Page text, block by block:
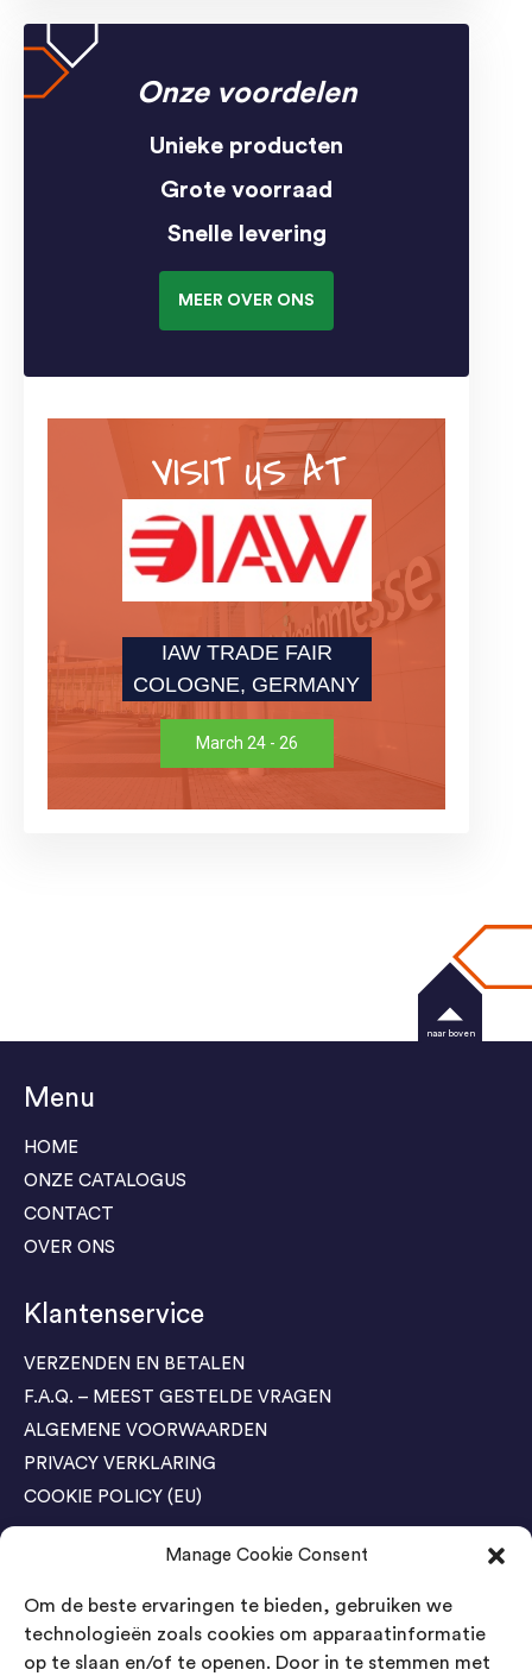
Manage Cookie Consent
Om de beste ervaringen te bieden, gebruiken we
technologieën zoals cookies om apparaatinformatie
op te slaan en/of te openen. Door in te stemmen met
Onze voordelen
Unieke producten
Grote voorraad
Snelle levering
MEER OVER ONS
VISIT US AT
IAW TRADE FAIR
COLOGNE, GERMANY
March 24 - 26
Menu
HOME
ONZE CATALOGUS
CONTACT
OVER ONS
Klantenservice
VERZENDEN EN BETALEN
F.A.Q. – MEEST GESTELDE VRAGEN
ALGEMENE VOORWAARDEN
PRIVACY VERKLARING
COOKIE POLICY (EU)
Agenda Trade Shows
04-05 November / SVG FAIR Winterswijk
Bestel GRATIS kaarten
naar boven